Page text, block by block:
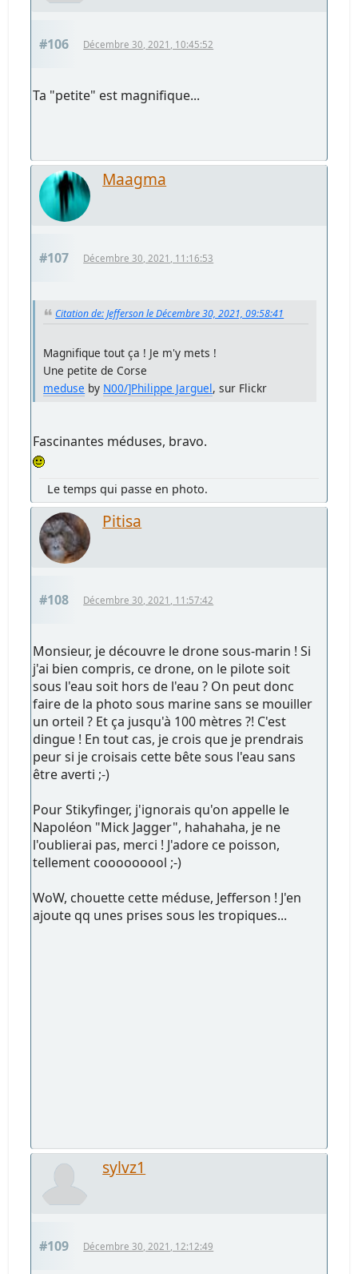
#106 Décembre 30, 2021, 10:45:52
Ta "petite" est magnifique...
Maagma
#107 Décembre 30, 2021, 11:16:53
Citation de: Jefferson le Décembre 30, 2021, 09:58:41
Magnifique tout ça ! Je m'y mets !
Une petite de Corse
meduse by N00/]Philippe Jarguel, sur Flickr
Fascinantes méduses, bravo.
Le temps qui passe en photo.
Pitisa
#108 Décembre 30, 2021, 11:57:42
Monsieur, je découvre le drone sous-marin ! Si
j'ai bien compris, ce drone, on le pilote soit
sous l'eau soit hors de l'eau ? On peut donc
faire de la photo sous marine sans se mouiller
un orteil ? Et ça jusqu'à 100 mètres ?! C'est
dingue ! En tout cas, je crois que je prendrais
peur si je croisais cette bête sous l'eau sans
être averti ;-)
Pour Stikyfinger, j'ignorais qu'on appelle le
Napoléon "Mick Jagger", hahahaha, je ne
l'oublierai pas, merci ! J'adore ce poisson,
tellement cooooooool ;-)
WoW, chouette cette méduse, Jefferson ! J'en
ajoute qq unes prises sous les tropiques...
sylvz1
#109 Décembre 30, 2021, 12:12:49